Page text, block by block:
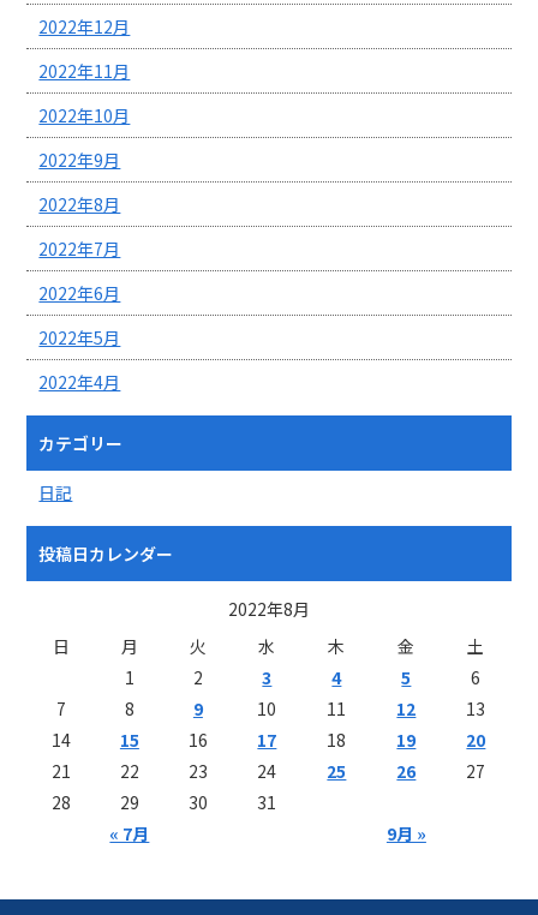
2022年12月
2022年11月
2022年10月
2022年9月
2022年8月
2022年7月
2022年6月
2022年5月
2022年4月
カテゴリー
日記
投稿日カレンダー
2022年8月
日
月 火 水 木 金 土
« 7月 9月 »
1 2 3 4 5
6
7
8 9 10 11 12
13
14
15 16 17 18 19
20
21
22 23 24 25 26
27
28
29 30 31